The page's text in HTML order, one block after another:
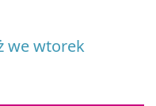
we wtorek